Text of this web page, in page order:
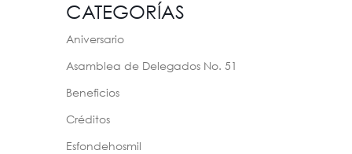
CATEGORÍAS
Aniversario
Asamblea de Delegados No. 51
Beneficios
Créditos
Esfondehosmil